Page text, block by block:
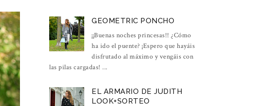
GEOMETRIC PONCHO
¡¡Buenas noches princesas!! ¿Cómo
ha ido el puente? ¡Espero que hayáis
disfrutado al máximo y vengáis con
las pilas cargadas! ...
EL ARMARIO DE JUDITH
LOOK+SORTEO